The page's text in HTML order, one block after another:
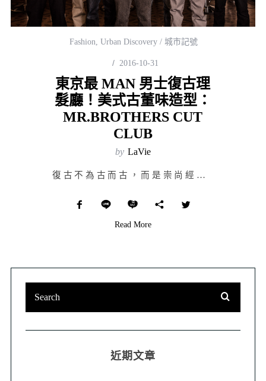
Fashion ,Urban Discovery / 城市記號
2016-10-31
東京最 MAN 男士復古理
髮廳！美式古董味造型：
MR.BROTHERS CUT
CLUB
by LaVie
復古不為古而古，而是崇尚經典之美，傳承原有精神，在新的世代中翻新並將之發揚光大。東京 MR.BROT…
Read More
近期文章